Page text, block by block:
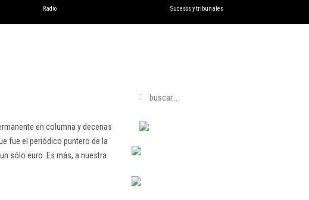
Radio Sucesos y tribunales
en columna y decenas
fue el periódico puntero de la
sólo euro. Es más, a nuestra